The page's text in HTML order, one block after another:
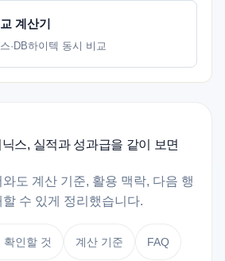
계산기
·DB하이텍 동시 비교
스, 실적과 성과급을 같이 보면
도 계산 기준, 활용 맥락, 다음 행
수 있게 정리했습니다.
확인할 것 계산 기준 FAQ